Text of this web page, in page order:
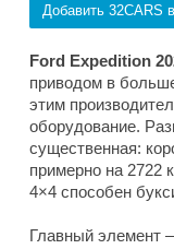
Добавить 32CARS
Ford Expedition
приводом в
этим
оборудование.
существенная:
примерно на 2722
4×4 способен
Главный элемент